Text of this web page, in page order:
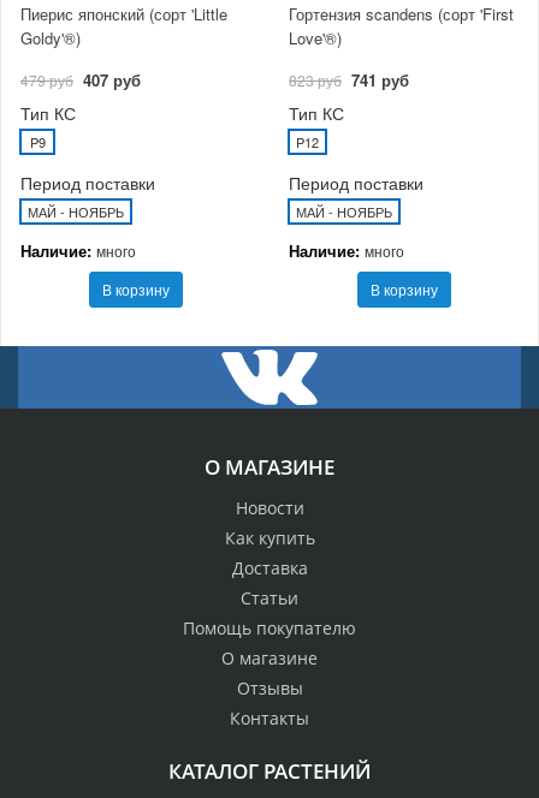
Пиерис японский (сорт 'Little
Goldy'®)
479 руб 407 руб
Тип КС
P9
Период поставки
МАЙ - НОЯБРЬ
Наличие: много
В корзину
Гортензия scandens (сорт 'First
Love'®)
823 руб 741 руб
Тип КС
P12
Период поставки
МАЙ - НОЯБРЬ
Наличие: много
В корзину
О МАГАЗИНЕ
Новости
Как купить
Доставка
Статьи
Помощь покупателю
О магазине
Отзывы
Контакты
КАТАЛОГ РАСТЕНИЙ